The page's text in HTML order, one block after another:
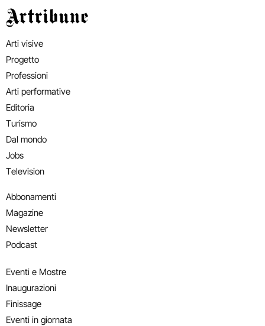
Artribune
Arti visive
Progetto
Professioni
Arti performative
Editoria
Turismo
Dal mondo
Jobs
Television
Abbonamenti
Magazine
Newsletter
Podcast
Eventi e Mostre
Inaugurazioni
Finissage
Eventi in giornata